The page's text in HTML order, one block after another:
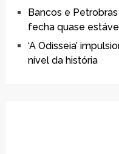
Bancos e
fecha quase
‘A Odisseia’
nível da história